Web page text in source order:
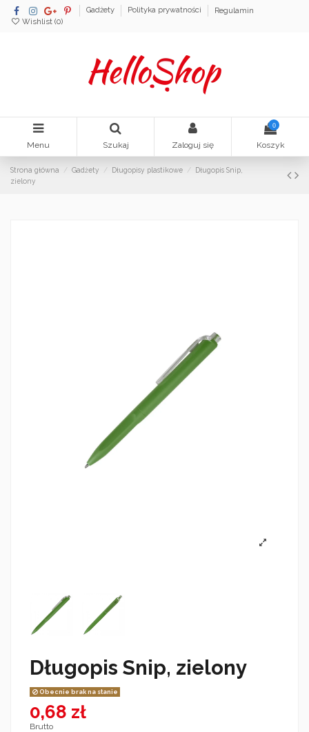
Gadżety Polityka prywatności
Regulamin
Wishlist (0)
Menu Szukaj Zaloguj się
0
Koszyk
Strona główna Gadżety Długopisy plastikowe
Długopis Snip,
zielony
Długopis Snip, zielony
Obecnie brak na stanie
0,68 zł
Brutto